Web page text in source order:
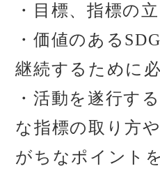
・目標、指標の
・価値のある
継続するために
・活動を遂行す
な指標の取り方
がちなポイント